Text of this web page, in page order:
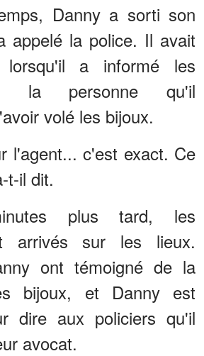
Danny a sorti son
appelé la police. Il avait
lorsqu'il a informé les
la personne qu'il
volé les bijoux.
l'agent... c'est exact. Ce
t-il dit.
plus tard, les
arrivés sur les lieux.
ont témoigné de la
bijoux, et Danny est
dire aux policiers qu'il
avocat.